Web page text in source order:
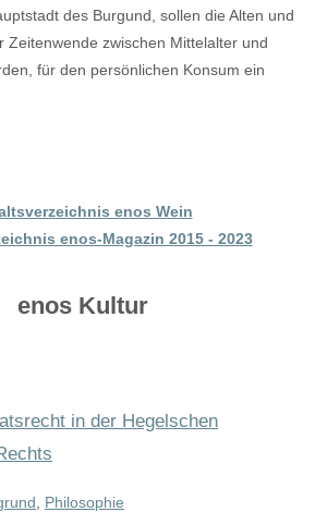
des Burgund, sollen die Alten und
Zeitenwende zwischen Mittelalter und
für den persönlichen Konsum ein
enos Wein
enos-Magazin 2015 - 2023
enos Kultur
in der Hegelschen
Philosophie